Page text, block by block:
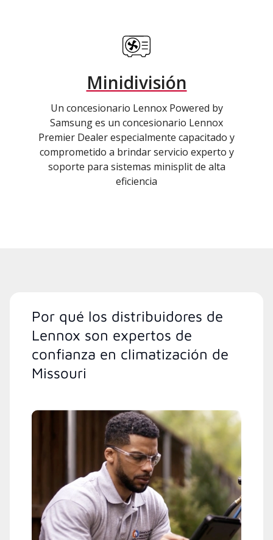
Minidivisión
Un concesionario Lennox Powered by
Samsung es un concesionario Lennox
Premier Dealer especialmente capacitado y
comprometido a brindar servicio experto y
soporte para sistemas minisplit de alta
eficiencia
Por qué los distribuidores de
Lennox son expertos de
confianza en climatización de
Missouri